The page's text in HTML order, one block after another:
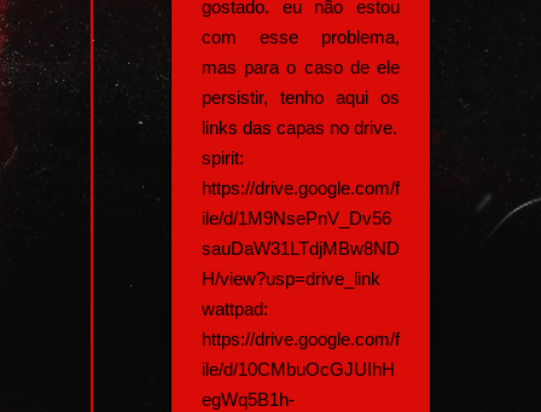
gostado. eu não estou
com esse problema,
mas para o caso de ele
persistir, tenho aqui os
links das capas no drive.
spirit:
https://drive.google.com/f
ile/d/1M9NsePnV_Dv56
sauDaW31LTdjMBw8ND
H/view?usp=drive_link
wattpad:
https://drive.google.com/f
ile/d/10CMbuOcGJUIhH
egWq5B1h-